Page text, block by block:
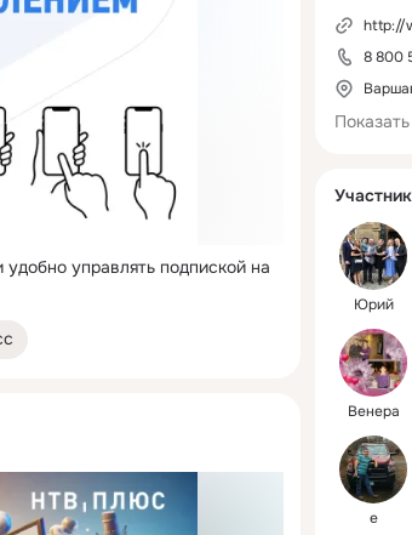
управлять подпиской на
любом
НТВ-
доступ
самым
http://
8 800
Юрий
Венера
e